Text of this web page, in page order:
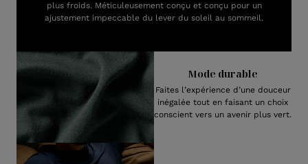
plus froids. Méticuleusement conçu et conçu pour un
ajustement impeccable du lever du soleil au sommeil.
Mode durable
Faites l’expérience d’une douceur
inégalée tout en faisant un choix
conscient vers un avenir plus vert.